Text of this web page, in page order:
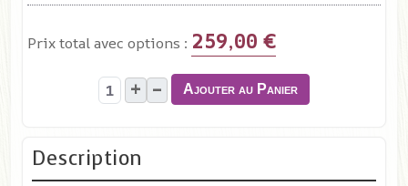
Prix total avec options : 259,00 €
+ – Ajouter au Panier
Description